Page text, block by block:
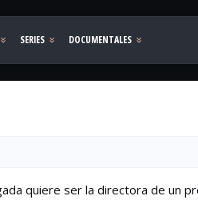
quiere ser la directora de un